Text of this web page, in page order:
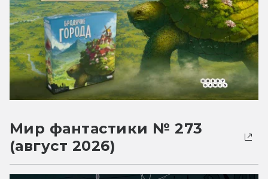
Мир фантастики № 273
(август 2026)